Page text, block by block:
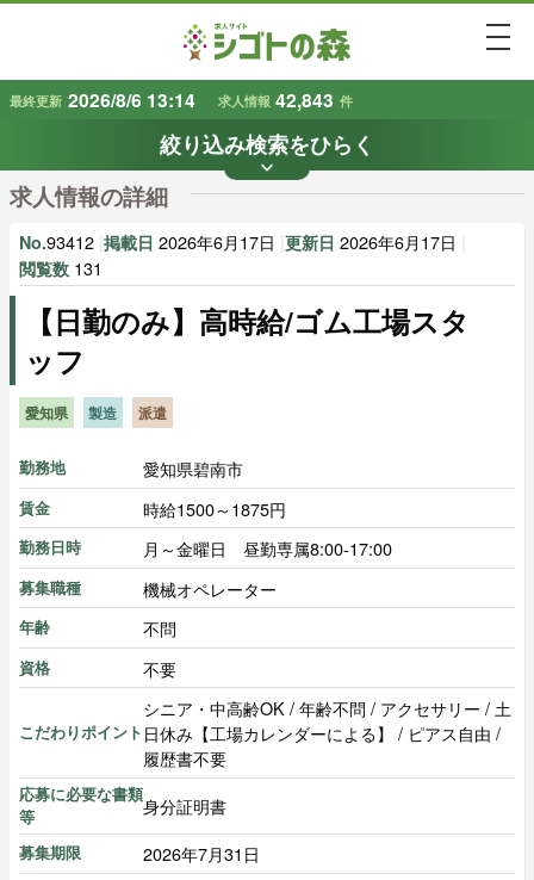
最終更新 2026/8/6 13:14 求人情報 42,843 件
絞り込み検索をひらく
keyboard_arrow_down
条件から探す
地域 で探す 業種で探す
雇用形態で探す 賃金 で探す
キーワード で探す
求人情報の詳細
No.93412 掲載日 2026年6月17日 更新日 2026年6月17日
閲覧数 131
【日勤のみ】高時給/ゴム工場スタ
ッフ
愛知県 製造 派遣
勤務地 愛知県碧南市
賃金 時給1500～1875円
勤務日時 月～金曜日 昼勤専属8:00-17:00
募集職種 機械オペレーター
年齢 不問
資格 不要
こだわりポイント
シニア・中高齢OK / 年齢不問 / アクセサリー / 土
日休み【工場カレンダーによる】 / ピアス自由 /
履歴書不要
応募に必要な書類
等
身分証明書
募集期限 2026年7月31日